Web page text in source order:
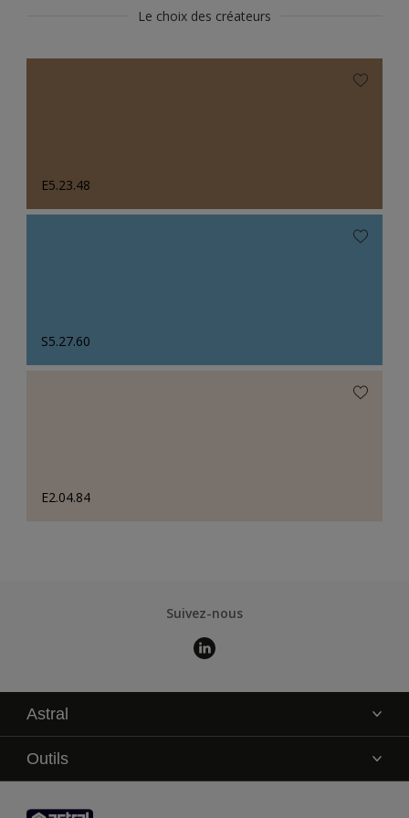
Le choix des créateurs
E5.23.48
S5.27.60
E2.04.84
Suivez-nous
Astral
La marque
Service technique
Contact
Outils